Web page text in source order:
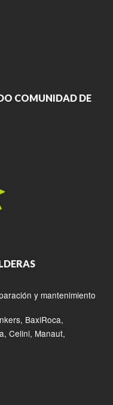
COMUNIDAD DE
y mantenimiento
BaxiRoca,
Celini, Manaut,